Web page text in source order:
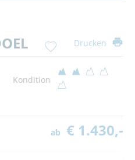
Drucken
Kondition
ab € 1.430,-